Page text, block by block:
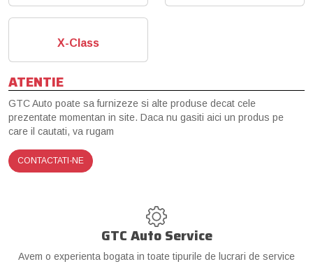
X-Class
ATENTIE
GTC Auto poate sa furnizeze si alte produse decat cele
prezentate momentan in site. Daca nu gasiti aici un produs pe
care il cautati, va rugam
CONTACTATI-NE
GTC Auto Service
Avem o experienta bogata in toate tipurile de lucrari de service